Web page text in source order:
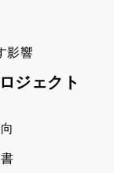
影響
ジェクト